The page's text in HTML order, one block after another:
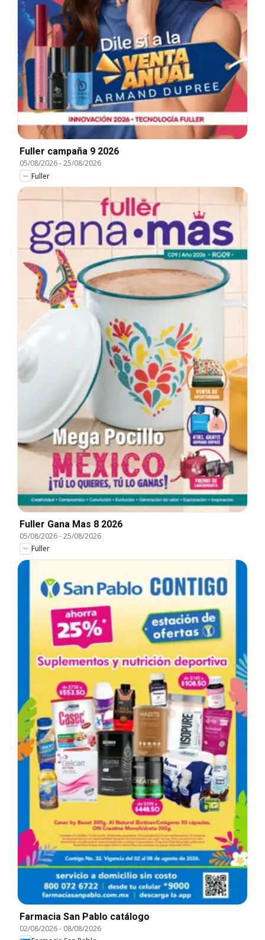
Fuller campaña 9 2026
05/08/2026-25/08/2026
Fuller
Fuller Gana Mas 8 2026
05/08/2026-25/08/2026
Fuller
Farmacia San Pablo catálogo
02/08/2026- 08/08/2026